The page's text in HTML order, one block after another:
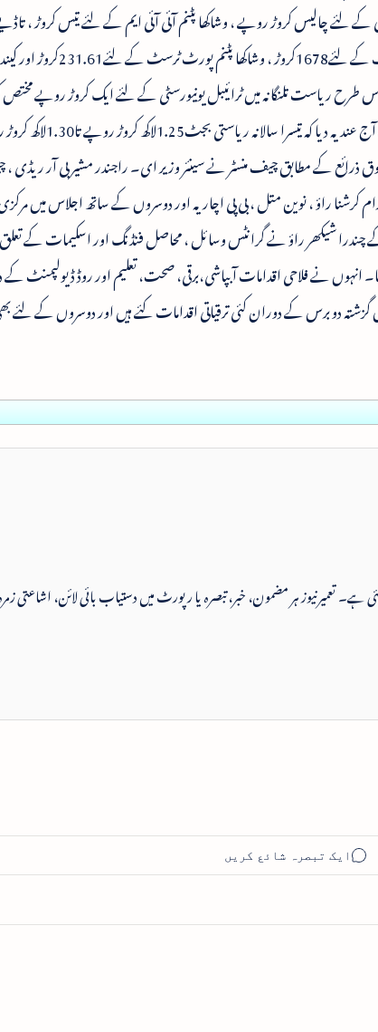
لئے چالیس کروڑ روپے ، وشاکھا پٹنم آئی آئی ایم کے لئے تیس کروڑ ،
آین آئی ٹی کے لئے چالیس کروڑ ، وشاکھا پٹنم اسٹیل پلانٹ کے
ریاست تلنگانہ میں ٹرائیبل یونیورسٹی کے لئے ایک کروڑ روپے
فیصلہ کیا گیا۔ چیف منسٹر تلنگانہ کے۔ چندر شیکھر راؤ نے آج عندیہ دیا کہ
ذرائع کے مطابق چیف منسٹر نے سینئر وزیر ای۔ راجندر مشیر بی آر ریڈی
رام کرشنا راؤ ، نوین متل ، بی پی اچاریہ اور دوسروں کے ساتھ اجلاس میں
کے چندرا شیکھر راؤ نے گرانٹس وسائل ، محاصل فنڈنگ اور اسکیمات کے
نے فلاحی اقدامات آبپاشی،برقی، صحت، تعلیم اور روڈ ڈیولپمنٹ
دو برس کے دوران کئی ترقیاتی اقدامات کئے ہیں اور دوسروں کے لئے
ہے۔ تعمیرنیوز ہر مضمون، خبر، تبصرہ یا رپورٹ میں دستیاب بائی لائن، اشاعتی